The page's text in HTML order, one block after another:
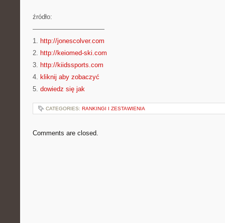
źródło:
———————————
1. http://jonescolver.com
2. http://keiomed-ski.com
3. http://kiidssports.com
4. kliknij aby zobaczyć
5. dowiedz się jak
CATEGORIES: RANKINGI I ZESTAWIENIA
Comments are closed.